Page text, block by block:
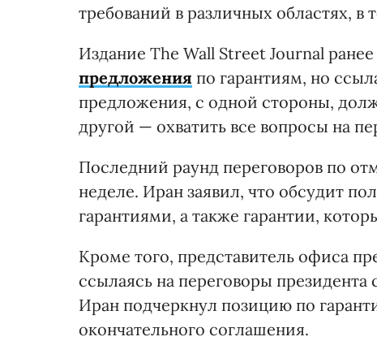
требований в различных областях,
Издание The Wall Street Journal
предложения по гарантиям, но
предложения, с одной стороны,
другой — охватить все вопросы на
Последний раунд переговоров по
неделе. Иран заявил, что обсудит
гарантиями, а также гарантии,
Кроме того, представитель офиса
ссылаясь на переговоры
Иран подчеркнул позицию по
окончательного соглашения.